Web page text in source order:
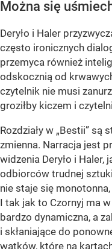
Można się
Deryło i Haler
często ironicznych
przemyca również
odskocznią od
czytelnik nie musi
groziłby kiczem i
Rozdziały w „Bestii”
zmienna. Narracja jest
widzenia Deryło i
odbiorców trudnej
nie staje się
I tak jak to Czornyj ma
bardzo dynamiczna, a
i skłaniające do
wątków, które na